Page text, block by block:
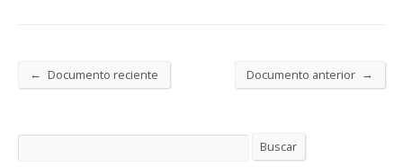
← Documento reciente Documento anterior →
Buscar Buscar